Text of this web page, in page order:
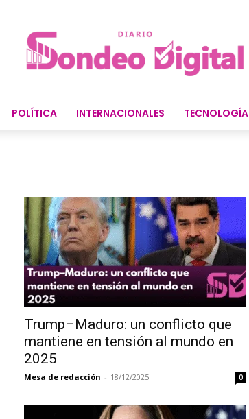
POLÍTICA INTERNACIONALES TECNOLOGÍA
Trump–Maduro: un conflicto que
mantiene en tensión al mundo en
2025
Mesa de redacción - 18/12/2025 0